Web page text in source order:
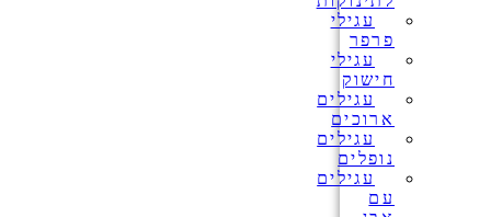
עגילי
פרפר
עגילי
חישוק
עגילים
ארוכים
עגילים
נופלים
עגילים
עם